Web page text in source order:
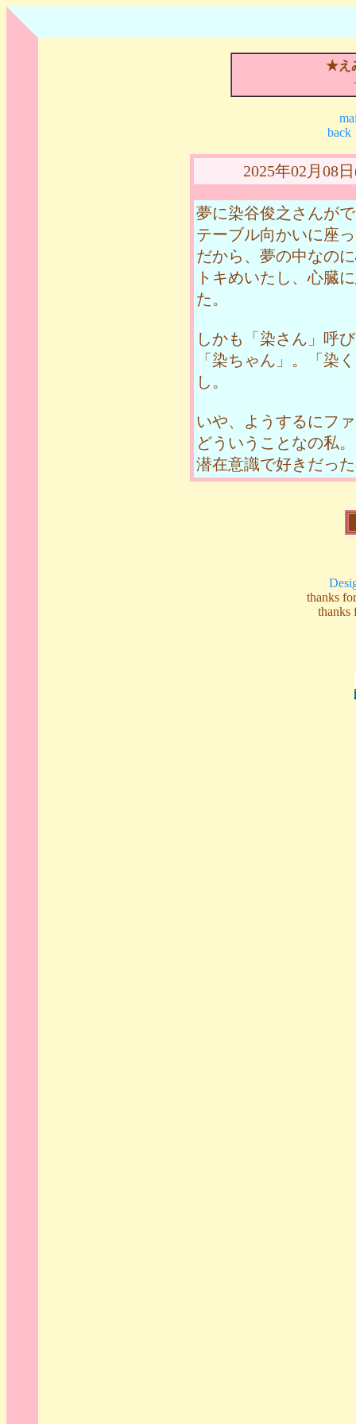
★え
back
2025年02月
夢に染谷俊之さんが
テーブル向かいに座
だから、夢の中なの
トキめいたし、心臓
た。
しかも「染さん」呼
「染ちゃん」。「染
し。
いや、ようするにフ
どういうことなの私。
潜在意識で好きだっ
thanks